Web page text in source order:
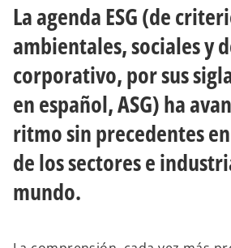
e
s
t
a
ñ
a
n
u
e
v
a
s
t
a
ñ
a
n
u
e
v
a
La agenda ESG (de
ambientales, sociales y
corporativo, por sus
en español, ASG) ha
ritmo sin precedentes
de los sectores e
mundo.